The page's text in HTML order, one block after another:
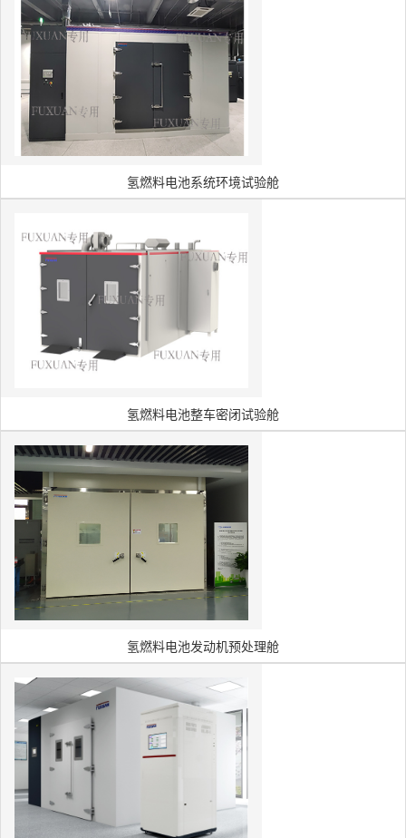
氢燃料电池系统环境试验舱
氢燃料电池整车密闭试验舱
氢燃料电池发动机预处理舱